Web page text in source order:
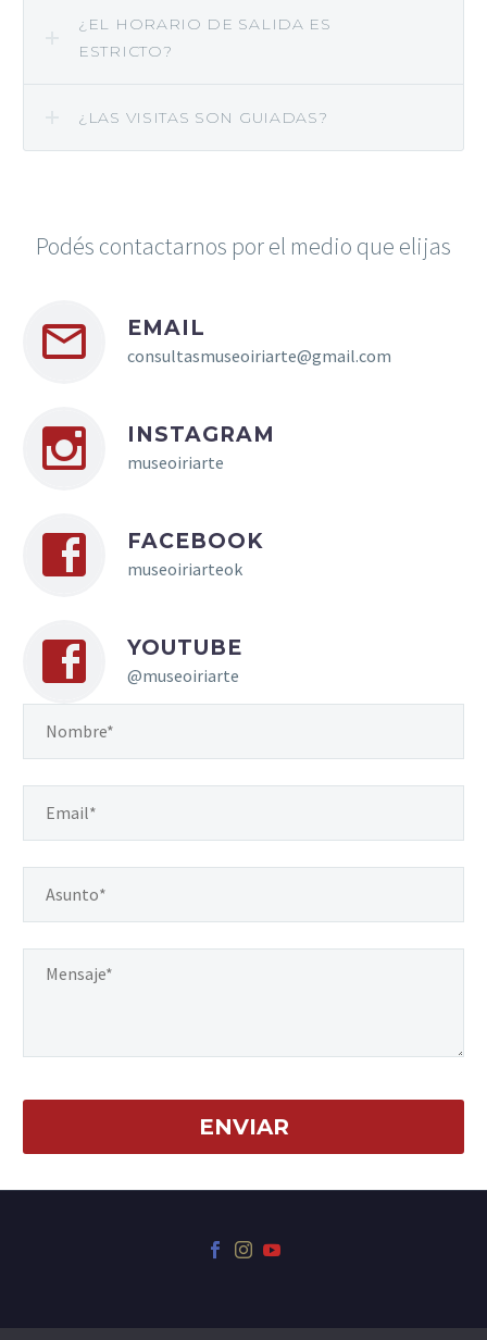
¿EL HORARIO DE SALIDA ES
ESTRICTO?
¿LAS VISITAS SON GUIADAS?
Podés contactarnos por el medio que elijas

 EMAIL
consultasmuseoiriarte@gmail.com

 INSTAGRAM
museoiriarte

 FACEBOOK
museoiriarteok

 YOUTUBE
@museoiriarte